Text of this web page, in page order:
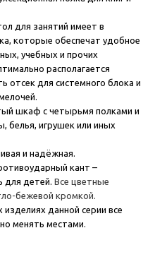
для занятий имеет в
которые обеспечат удобное
учебных и прочих
располагается
отсек для системного блока и
шкаф с четырьмя полками и
белья, игрушек или иных
и надёжная.
кант –
для детей. Все цветные
бежевой кромкой.
данной серии все
менять местами.